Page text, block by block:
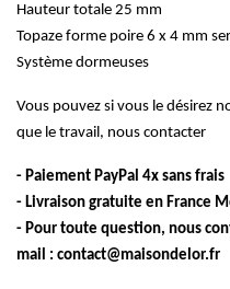
Hauteur totale 25 mm
Topaze forme poire 6 x 4 mm
Système dormeuses
Vous pouvez si vous le désirez
que le travail, nous contacter
- Paiement PayPal 4x sans frais
- Livraison gratuite en France
- Pour toute question, nous
mail : contact@maisondelor.fr